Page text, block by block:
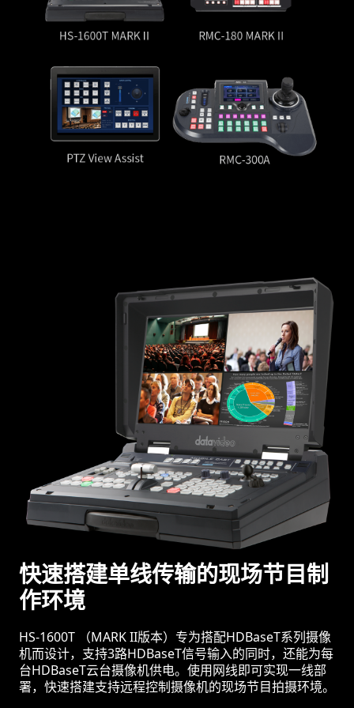
快速搭建单线传输的现场节目制
作环境
HS-1600T （MARK II版本）专为搭配HDBaseT系列摄像
机而设计，支持3路HDBaseT信号输入的同时，还能为每
台HDBaseT云台摄像机供电。使用网线即可实现一线部
署，快速搭建支持远程控制摄像机的现场节目拍摄环境。